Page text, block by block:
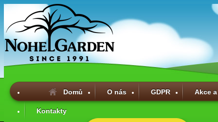
Domů O nás GDPR Akce
Kontakty